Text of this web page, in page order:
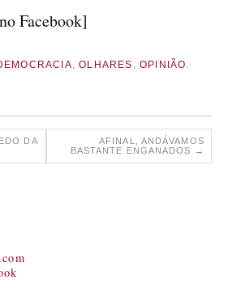
Facebook]
,OLHARES ,OPINIÃO.
DA
AFINAL, ANDÁVAMOS
BASTANTE ENGANADOS
→